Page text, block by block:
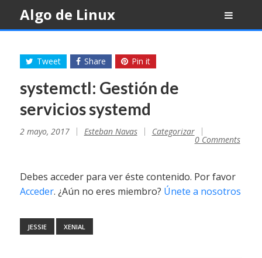
content
Algo de Linux
Tweet Share Pin it
systemctl: Gestión de
servicios systemd
2 mayo, 2017 Esteban Navas Categorizar
0 Comments
Debes acceder para ver éste contenido. Por favor
Acceder. ¿Aún no eres miembro? Únete a nosotros
JESSIE XENIAL